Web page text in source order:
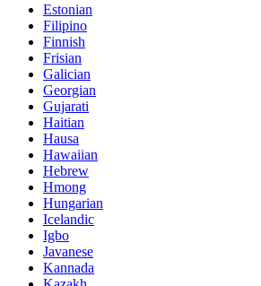
Estonian
Filipino
Finnish
Frisian
Galician
Georgian
Gujarati
Haitian
Hausa
Hawaiian
Hebrew
Hmong
Hungarian
Icelandic
Igbo
Javanese
Kannada